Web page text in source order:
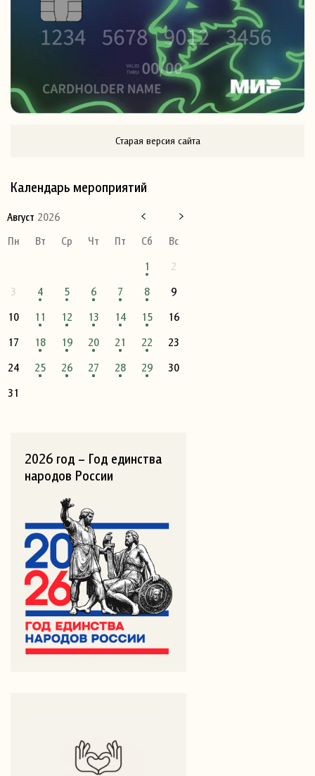
Старая версия сайта
Календарь мероприятий
Август 2026
Пн
Вт Ср Чт Пт Сб
Вс
1
2
3
4 5 6 7 8
9
10
11 12 13 14 15
16
17
18 19 20 21 22
23
24
25 26 27 28 29
30
31
2026 год – Год единства
народов России